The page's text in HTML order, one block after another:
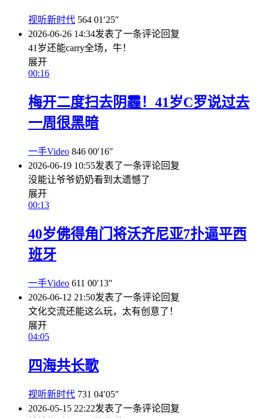
视听新时代 564 01′25″
2026-06-26 14:34发表了一条评论回复
41岁还能carry全场，牛！
展开
00:16
梅开二度扫去阴霾！41岁C罗说过去
一周很黑暗
一手Video 846 00′16″
2026-06-19 10:55发表了一条评论回复
没能让爷爷奶奶看到太遗憾了
展开
00:13
40岁佛得角门将沃齐尼亚7扑逼平西
班牙
一手Video 611 00′13″
2026-06-12 21:50发表了一条评论回复
文化交流还能这么玩，太有创意了！
展开
04:05
四海共长歌
视听新时代 731 04′05″
2026-05-15 22:22发表了一条评论回复